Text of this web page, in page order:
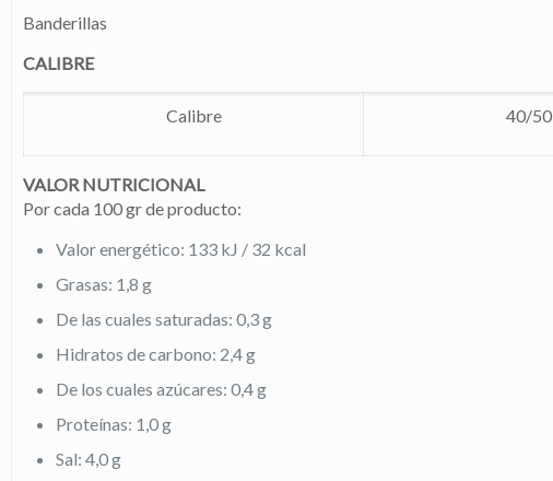
Banderillas
CALIBRE
Calibre 40/50
VALOR NUTRICIONAL
Por cada 100 gr de producto:
Valor energético: 133 kJ / 32 kcal
Grasas: 1,8 g
De las cuales saturadas: 0,3 g
Hidratos de carbono: 2,4 g
De los cuales azúcares: 0,4 g
Proteínas: 1,0 g
Sal: 4,0 g